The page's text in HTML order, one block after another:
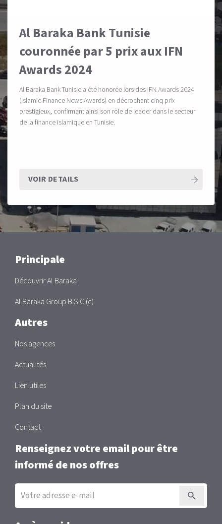
Al Baraka Bank Tunisie
couronnée par 5 prix aux IFN
Awards 2024
Al Baraka Bank Tunisie a été honorée lors des IFN Awards 2024
(Islamic Finance News Awards) en décrochant cinq prix
prestigieux, confirmant ainsi son rôle de leader dans le secteur
de la finance islamique en Tunisie.
VOIR DETAILS
Main
Principale
Découvrir Al Baraka
Al Baraka Group B.S.C (c)
Autres
Nos agences
Actualités
Lien utiles
Plan du site
Contact
Renseignez votre email pour être
informé de nos offres
Inscription
la
newsletter